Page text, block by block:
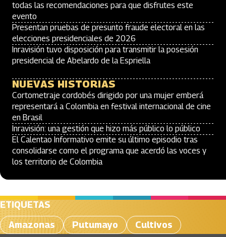
todas las recomendaciones para que disfrutes este
evento
Presentan pruebas de presunto fraude electoral en las
elecciones presidenciales de 2026
Inravisión tuvo disposición para transmitir la posesión
presidencial de Abelardo de la Espriella
NUEVAS HISTORIAS
Cortometraje cordobés dirigido por una mujer emberá
representará a Colombia en festival internacional de cine
en Brasil
Inravisión: una gestión que hizo más público lo público
El Calentao Informativo emite su último episodio tras
consolidarse como el programa que acerdó las voces y
los territorio de Colombia
ETIQUETAS
Amazonas
Putumayo Cultivos